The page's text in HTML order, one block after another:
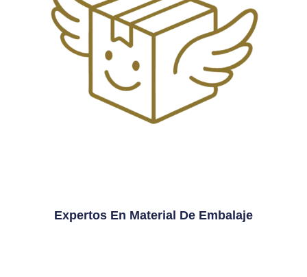
Expertos En Material De Embalaje